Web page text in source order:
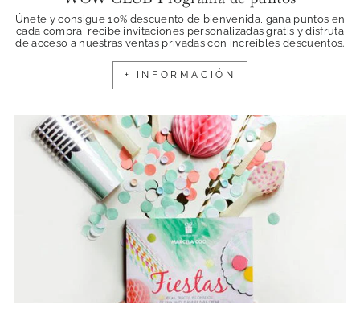
Únete y consigue 10% descuento de bienvenida, gana puntos en
cada compra, recibe invitaciones personalizadas gratis y disfruta
de acceso a nuestras ventas privadas con increíbles descuentos.
+ INFORMACIÓN